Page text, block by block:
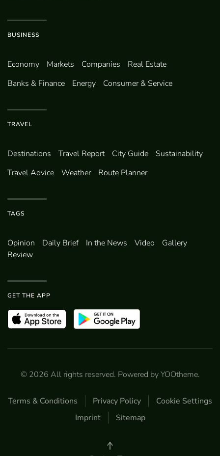
BUSINESS
Economy Markets Companies
Real Estate
Banks & Finance
Energy Consumer & Service
TRAVEL
Destinations Travel Report City Guide
Sustainability
Travel Advice
Weather Route Planner
TAGS
Opinion Daily Brief In the News Video
Gallery
Review
GET THE APP
© 2026 All rights reserved. Powered byYOOtheme.
Terms & Conditions Privacy Policy
Cookie Settings
Imprint
Sitemap